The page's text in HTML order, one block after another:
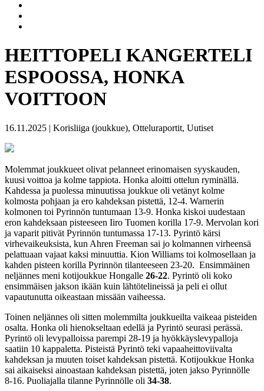
HEITTOPELI KANGERTELI
ESPOOSSA, HONKA
VOITTOON
16.11.2025 | Korisliiga (joukkue), Otteluraportit, Uutiset
Molemmat joukkueet olivat pelanneet erinomaisen syyskauden,
kuusi voittoa ja kolme tappiota. Honka aloitti ottelun ryminällä.
Kahdessa ja puolessa minuutissa joukkue oli vetänyt kolme
kolmosta pohjaan ja ero kahdeksan pistettä, 12-4. Warnerin
kolmonen toi Pyrinnön tuntumaan 13-9. Honka kiskoi uudestaan
eron kahdeksaan pisteeseen Iiro Tuomen korilla 17-9. Mervolan kori
ja vaparit pitivät Pyrinnön tuntumassa 17-13. Pyrintö kärsi
virhevaikeuksista, kun Ahren Freeman sai jo kolmannen virheensä
pelattuaan vajaat kaksi minuuttia. Kion Williams toi kolmosellaan ja
kahden pisteen korilla Pyrinnön tilanteeseen 23-20. Ensimmäinen
neljännes meni kotijoukkue Hongalle 26-22. Pyrintö oli koko
ensimmäisen jakson ikään kuin lähtötelineissä ja peli ei ollut
vapautunutta oikeastaan missään vaiheessa.
Toinen neljännes oli sitten molemmilta joukkueilta vaikeaa pisteiden
osalta. Honka oli hienokseltaan edellä ja Pyrintö seurasi perässä.
Pyrintö oli levypalloissa parempi 28-19 ja hyökkäyslevypalloja
saatiin 10 kappaletta. Pisteistä Pyrintö teki vapaaheittoviivalta
kahdeksan ja muuten toiset kahdeksan pistettä. Kotijoukkue Honka
sai aikaiseksi ainoastaan kahdeksan pistettä, joten jakso Pyrinnölle
8-16. Puoliajalla tilanne Pyrinnölle oli 34-38.